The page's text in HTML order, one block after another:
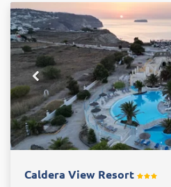
Caldera View Resort